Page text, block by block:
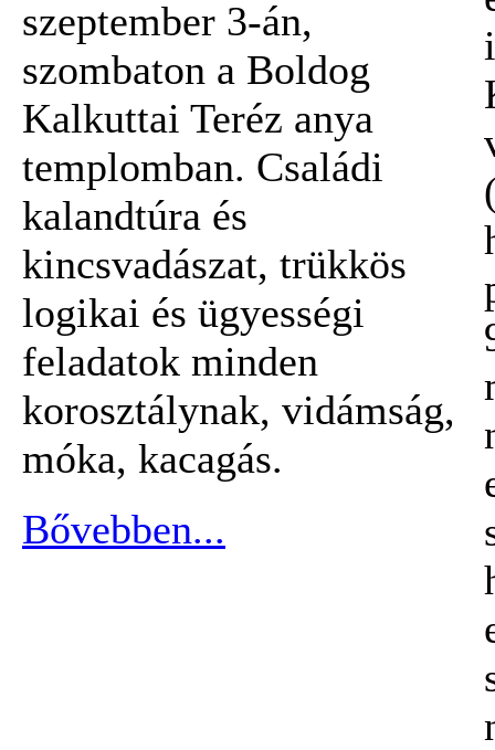
szeptember 3-án,
szombaton a Boldog
Kalkuttai Teréz anya
templomban. Családi
kalandtúra és
kincsvadászat, trükkös
logikai és ügyességi
feladatok minden
korosztálynak, vidámság,
móka, kacagás.
Bővebben...